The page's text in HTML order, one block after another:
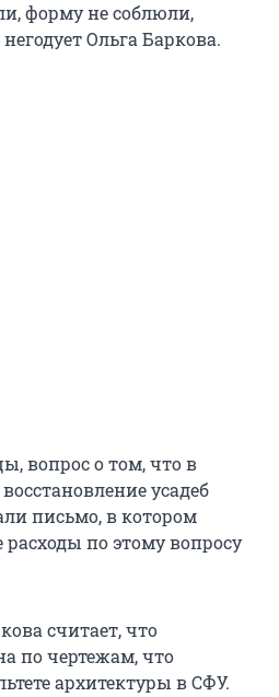
форму не соблюли,
Ольга Баркова.
вопрос о том, что в
усадеб
письмо, в котором
расходы по этому вопросу
считает, что
по чертежам, что
архитектуры в СФУ.